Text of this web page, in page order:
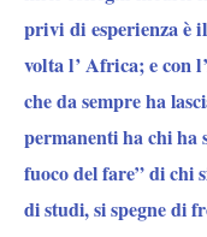
privi di esperienza è
volta l’ Africa; e con
che da sempre ha
permanenti ha chi ha
fuoco del fare” di chi
di studi, si spegne di